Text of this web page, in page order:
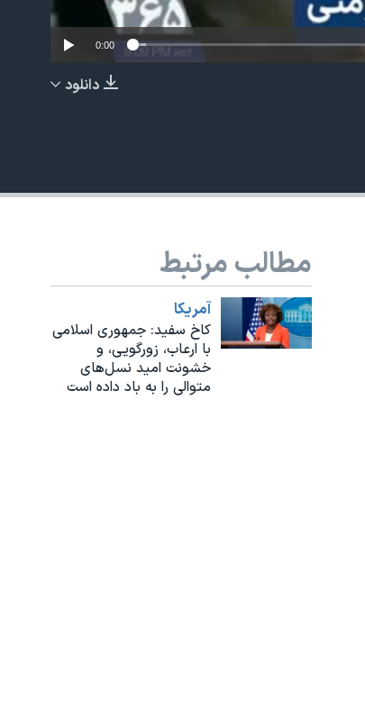
EMBED
0:00
دانلود
مطالب مرتبط
آمريکا
کاخ سفید: جمهوری اسلامی
با ارعاب، زورگویی، و
خشونت امید نسل‌های
متوالی را به باد داده است